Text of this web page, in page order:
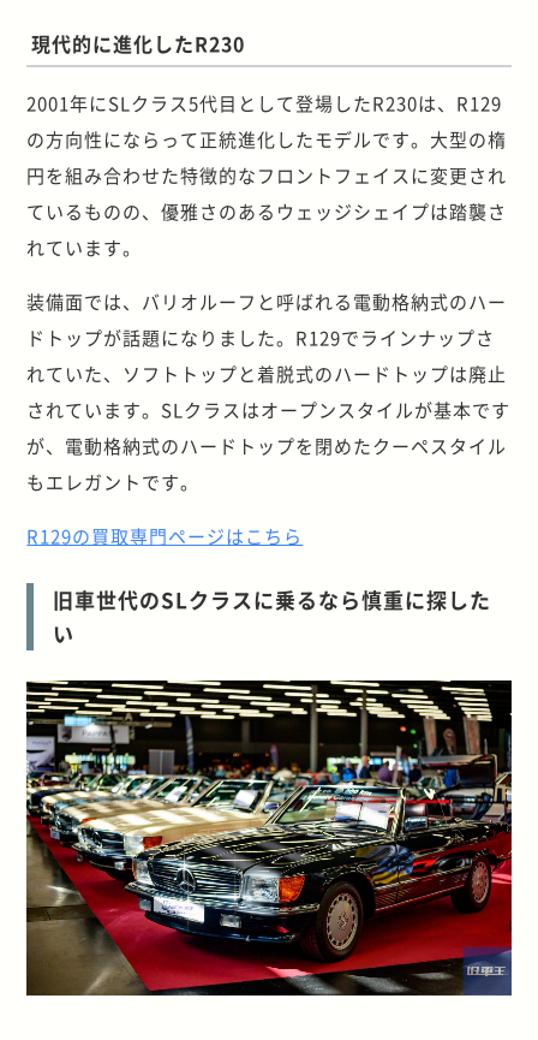
現代的に進化したR230
2001年にSLクラス5代目として登場したR230は、R129
の方向性にならって正統進化したモデルです。大型の楕
円を組み合わせた特徴的なフロントフェイスに変更され
ているものの、優雅さのあるウェッジシェイプは踏襲さ
れています。
装備面では、バリオルーフと呼ばれる電動格納式のハー
ドトップが話題になりました。R129でラインナップさ
れていた、ソフトトップと着脱式のハードトップは廃止
されています。SLクラスはオープンスタイルが基本です
が、電動格納式のハードトップを閉めたクーペスタイル
もエレガントです。
R129の買取専門ページはこちら
旧車世代のSLクラスに乗るなら慎重に探した
い